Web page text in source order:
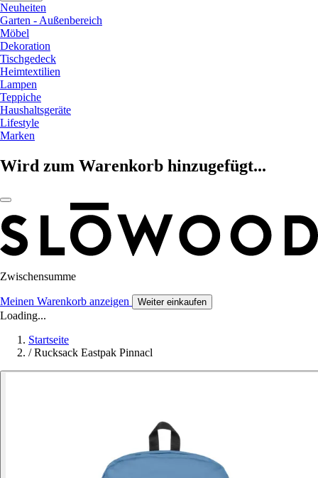
Neuheiten
Garten - Außenbereich
Möbel
Dekoration
Tischgedeck
Heimtextilien
Lampen
Teppiche
Haushaltsgeräte
Lifestyle
Marken
Wird zum Warenkorb hinzugefügt...
Zwischensumme
Meinen Warenkorb anzeigen Weiter einkaufen
Loading...
Startseite
/ Rucksack Eastpak Pinnacl